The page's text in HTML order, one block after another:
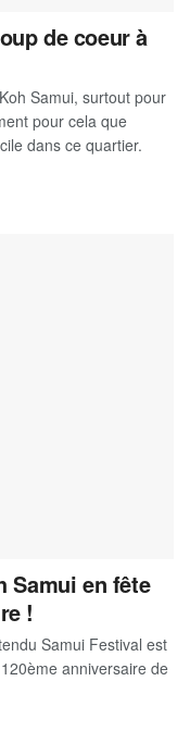
de coeur à
Samui, surtout pour
pour cela que
dans ce quartier.
Samui en fête
!
Samui Festival est
anniversaire de